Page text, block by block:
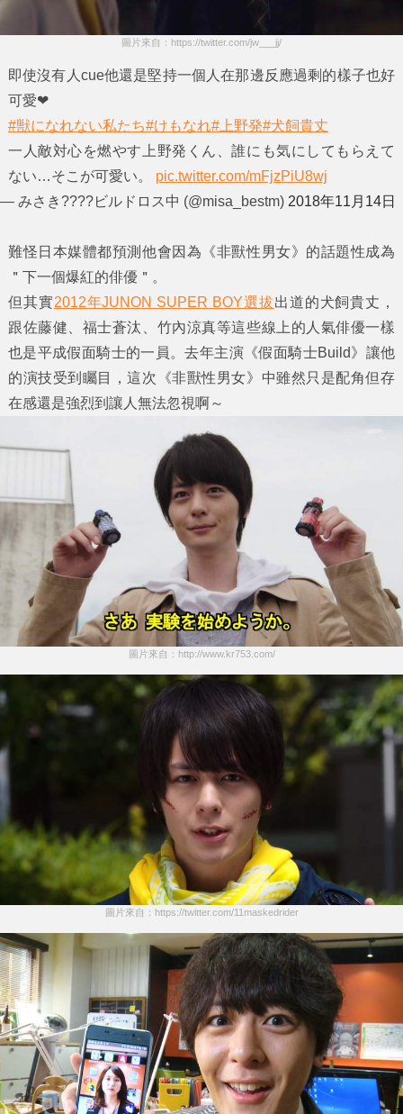
圖片來自：https://twitter.com/jw___jj/
即使沒有人cue他還是堅持一個人在那邊反應過剩的樣子也好
可愛❤
#獣になれない私たち#けもなれ#上野発#犬飼貴丈
一人敵対心を燃やす上野発くん、誰にも気にしてもらえて
ない…そこが可愛い。 pic.twitter.com/mFjzPiU8wj
— みさき????ビルドロス中 (@misa_bestm) 2018年11月14日
難怪日本媒體都預測他會因為《非獸性男女》的話題性成為
＂下一個爆紅的俳優＂。
但其實2012年JUNON SUPER BOY選拔出道的犬飼貴丈，
跟佐藤健、福士蒼汰、竹內涼真等這些線上的人氣俳優一樣
也是平成假面騎士的一員。去年主演《假面騎士Build》讓他
的演技受到矚目，這次《非獸性男女》中雖然只是配角但存
在感還是強烈到讓人無法忽視啊～
圖片來自：http://www.kr753.com/
圖片來自：https://twitter.com/11maskedrider